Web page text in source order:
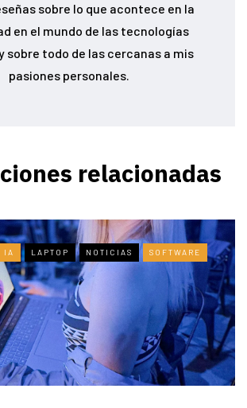
sobre lo que acontece en la
en el mundo de las tecnologías
sobre todo de las cercanas a mis
pasiones personales.
relacionadas
IA LAPTOP NOTICIAS SOFTWARE